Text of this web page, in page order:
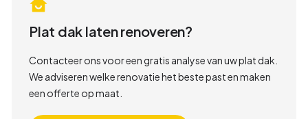
Plat dak laten renoveren?
Contacteer ons voor een gratis analyse van uw plat dak.
We adviseren welke renovatie het beste past en maken
een offerte op maat.